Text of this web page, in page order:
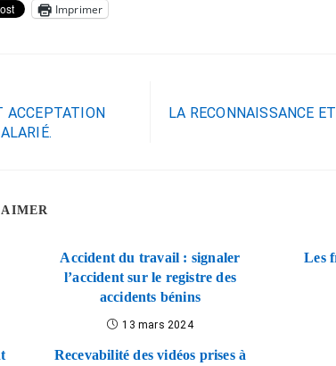
Imprimer
ACCEPTATION
LA RECONNAISSANCE
Accident du travail : signaler
l’accident sur le registre des
accidents bénins
13 mars 2024
Les
Recevabilité des vidéos prises à